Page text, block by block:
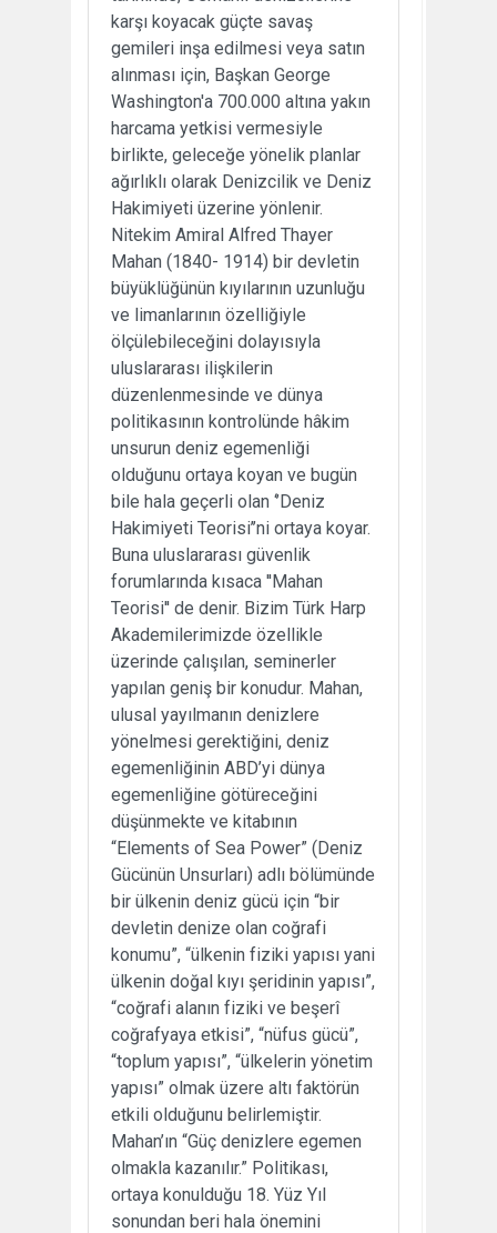
karşı koyacak güçte savaş
gemileri inşa edilmesi veya satın
alınması için, Başkan George
Washington'a 700.000 altına yakın
harcama yetkisi vermesiyle
birlikte, geleceğe yönelik planlar
ağırlıklı olarak Denizcilik ve Deniz
Hakimiyeti üzerine yönlenir.
Nitekim Amiral Alfred Thayer
Mahan (1840- 1914) bir devletin
büyüklüğünün kıyılarının uzunluğu
ve limanlarının özelliğiyle
ölçülebileceğini dolayısıyla
uluslararası ilişkilerin
düzenlenmesinde ve dünya
politikasının kontrolünde hâkim
unsurun deniz egemenliği
olduğunu ortaya koyan ve bugün
bile hala geçerli olan ‘’Deniz
Hakimiyeti Teorisi’’ni ortaya koyar.
Buna uluslararası güvenlik
forumlarında kısaca ''Mahan
Teorisi'' de denir. Bizim Türk Harp
Akademilerimizde özellikle
üzerinde çalışılan, seminerler
yapılan geniş bir konudur. Mahan,
ulusal yayılmanın denizlere
yönelmesi gerektiğini, deniz
egemenliğinin ABD’yi dünya
egemenliğine götüreceğini
düşünmekte ve kitabının
“Elements of Sea Power” (Deniz
Gücünün Unsurları) adlı bölümünde
bir ülkenin deniz gücü için “bir
devletin denize olan coğrafi
konumu”, “ülkenin fiziki yapısı yani
ülkenin doğal kıyı şeridinin yapısı”,
“coğrafi alanın fiziki ve beşerî
coğrafyaya etkisi”, “nüfus gücü”,
“toplum yapısı”, “ülkelerin yönetim
yapısı” olmak üzere altı faktörün
etkili olduğunu belirlemiştir.
Mahan’ın “Güç denizlere egemen
olmakla kazanılır.” Politikası,
ortaya konulduğu 18. Yüz Yıl
sonundan beri hala önemini